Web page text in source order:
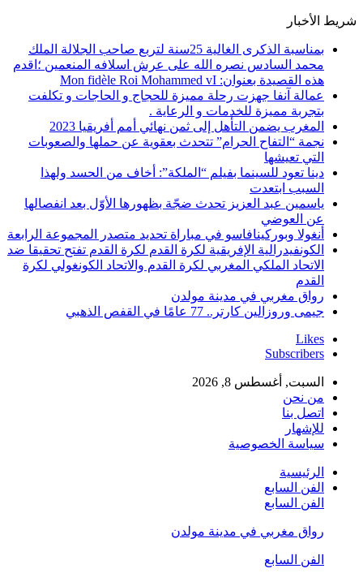
شريط الأخبار
بمناسبة الذكرى الغالية 25سنة لتربع صاحب الجلالة الملك
محمد السادس نصره الله على عرش اسلافه المنعمين ؛اقدم
هذه القصيدة بعنوان: Mon fidèle Roi Mohammed vI
عمالة آنفا جهزت رحلة مميزة للحجاج و الحاجات و تكلفت
بتجربة مميزة للخدمات و الرعاية .
المغرب يضمن التأهل إلى ثمن نهائي أمم أفريقيا 2023
نجمة “التفاح الحرام” تتحدث بعقوية عن حملها والصعوبات
التي تعيشها
دينا تعود للسينما بفيلم “الملكة”: أخاف من الحسد ولهذا
السبب ابتعدت
ياسمين عبد العزيز تحدث ضجّة بظهورها الأوّل بعد انفصالها
عن العوضي
أنغولا وبوركينافاسو في مباراة تحديد متصدر المجموعة الرابعة
الكونفيدرالية الإفريقية لكرة القدم لكرة القدم تفتح تحقيقا ضد
الاتحاد الملكي المغربي لكرة القدم والاتحاد الكونغولي لكرة
القدم
رواق مغربي في مدينة مولدن
جيمى وروزالين كارتر.. 77 عامًا في القفص الذهبي
Likes
Subscribers
السبت, أغسطس 8, 2026
من نحن
اتصل بنا
للإشهار
سياسة الخصوصية
الرئيسية
الفن السابع
الفن السابع
رواق مغربي في مدينة مولدن
الفن السابع